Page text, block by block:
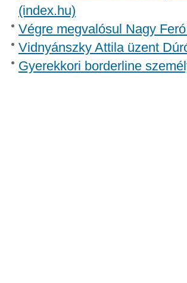
(index.hu)
Végre megvalósul Nagy
Vidnyánszky Attila üzent
Gyerekkori borderline